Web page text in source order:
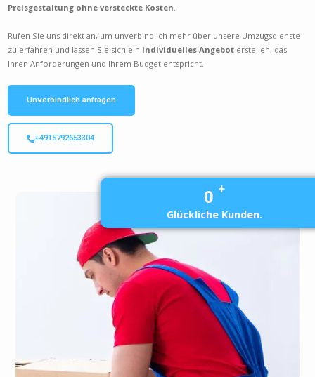
Preisgestaltung ohne versteckte Kosten.
Rufen Sie uns direkt an, um unverbindlich mehr über unsere Umzugsdienste
zu erfahren und lassen Sie sich ein individuelles Angebot erstellen, das
Ihren Anforderungen und Ihrem Budget entspricht.
Unverbindlich anfragen
+4915792653304
0 +
Glückliche Kunden.